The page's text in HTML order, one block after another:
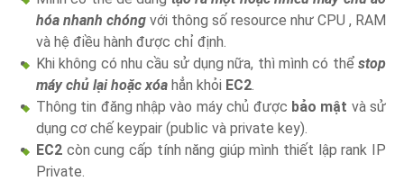
hóa nhanh chóng với thông số resource như CPU , RAM
và hệ điều hành được chỉ định.
Khi không có nhu cầu sử dụng nữa, thì mình có thể stop
máy chủ lại hoặc xóa hẳn khỏi EC2
Thông tin đăng nhập vào máy chủ được bảo mật và sử
dụng cơ chế keypair (public và private key).
EC2 còn cung cấp tính năng giúp mình thiết lập rank IP
Private.